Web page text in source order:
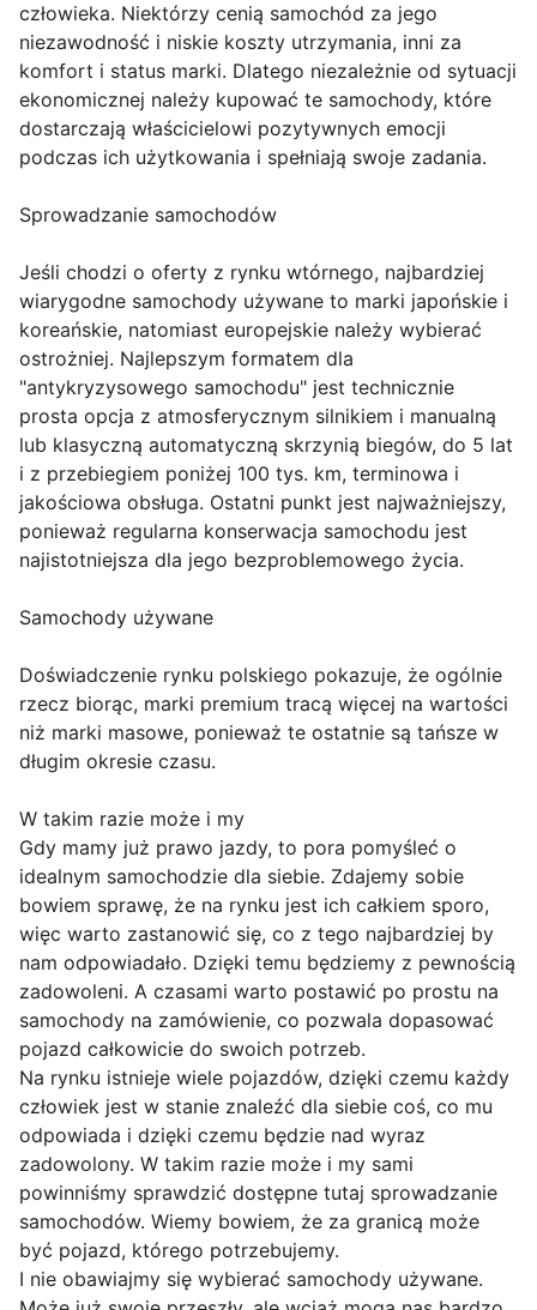
człowieka. Niektórzy cenią samochód za jego
niezawodność i niskie koszty utrzymania, inni za
komfort i status marki. Dlatego niezależnie od sytuacji
ekonomicznej należy kupować te samochody, które
dostarczają właścicielowi pozytywnych emocji
podczas ich użytkowania i spełniają swoje zadania.
Sprowadzanie samochodów
Jeśli chodzi o oferty z rynku wtórnego, najbardziej
wiarygodne samochody używane to marki japońskie i
koreańskie, natomiast europejskie należy wybierać
ostrożniej. Najlepszym formatem dla
"antykryzysowego samochodu" jest technicznie
prosta opcja z atmosferycznym silnikiem i manualną
lub klasyczną automatyczną skrzynią biegów, do 5 lat
i z przebiegiem poniżej 100 tys. km, terminowa i
jakościowa obsługa. Ostatni punkt jest najważniejszy,
ponieważ regularna konserwacja samochodu jest
najistotniejsza dla jego bezproblemowego życia.
Samochody używane
Doświadczenie rynku polskiego pokazuje, że ogólnie
rzecz biorąc, marki premium tracą więcej na wartości
niż marki masowe, ponieważ te ostatnie są tańsze w
długim okresie czasu.
W takim razie może i my
Gdy mamy już prawo jazdy, to pora pomyśleć o
idealnym samochodzie dla siebie. Zdajemy sobie
bowiem sprawę, że na rynku jest ich całkiem sporo,
więc warto zastanowić się, co z tego najbardziej by
nam odpowiadało. Dzięki temu będziemy z pewnością
zadowoleni. A czasami warto postawić po prostu na
samochody na zamówienie, co pozwala dopasować
pojazd całkowicie do swoich potrzeb.
Na rynku istnieje wiele pojazdów, dzięki czemu każdy
człowiek jest w stanie znaleźć dla siebie coś, co mu
odpowiada i dzięki czemu będzie nad wyraz
zadowolony. W takim razie może i my sami
powinniśmy sprawdzić dostępne tutaj sprowadzanie
samochodów. Wiemy bowiem, że za granicą może
być pojazd, którego potrzebujemy.
I nie obawiajmy się wybierać samochody używane.